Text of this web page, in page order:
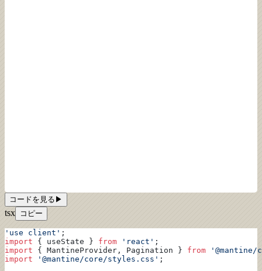
コードを見る ▶
tsx コピー
'use client' ;
import { useState } from 'react' ;
import { MantineProvider, Pagination } from '@mantine/
import '@mantine/core/styles.css' ;